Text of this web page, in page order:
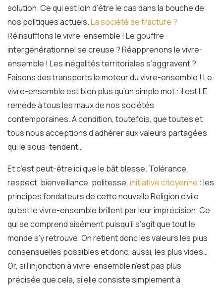
solution. Ce qui est loin d’être le cas dans la bouche de
nos politiques actuels.La société se fracture ?
Réinsufflons le vivre-ensemble ! Le gouffre
intergénérationnel se creuse ? Réapprenons le vivre-
ensemble ! Les inégalités territoriales s’aggravent ?
Faisons des transports le moteur du vivre-ensemble ! Le
vivre-ensemble est bien plus qu’un simple mot : il est LE
remède à tous les maux de nos sociétés
contemporaines. À condition, toutefois, que toutes et
tous nous acceptions d’adhérer aux valeurs partagées
qui le sous-tendent…
Et c’est peut-être ici que le bât blesse. Tolérance,
respect, bienveillance, politesse, initiative citoyenne : les
principes fondateurs de cette nouvelle Religion civile
qu’est le vivre-ensemble brillent par leur imprécision. Ce
qui se comprend aisément puisqu’il s’agit que tout le
monde s’y retrouve. On retient donc les valeurs les plus
consensuelles possibles et donc, aussi, les plus vides…
Or, si l’injonction à vivre-ensemble n’est pas plus
précisée que cela, si elle consiste simplement à